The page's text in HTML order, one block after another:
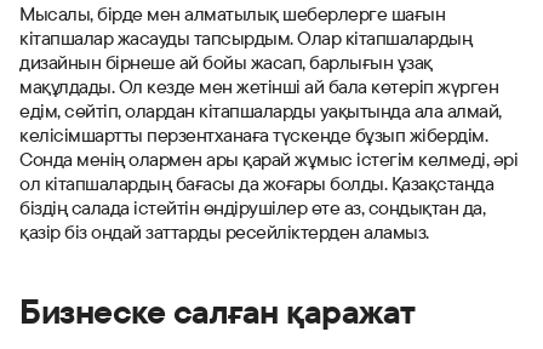
Мысалы, бірде мен алматылық шеберлерге шағын
кітапшалар жасауды тапсырдым. Олар кітапшалардың
дизайнын бірнеше ай бойы жасап, барлығын ұзақ
мақұлдады. Ол кезде мен жетінші ай бала көтеріп жүрген
едім, сөйтіп, олардан кітапшаларды уақытында ала алмай,
келісімшартты перзентханаға түскенде бұзып жібердім.
Сонда менің олармен ары қарай жұмыс істегім келмеді, әрі
ол кітапшалардың бағасы да жоғары болды. Қазақстанда
біздің салада істейтін өндірушілер өте аз, сондықтан да,
қазір біз ондай заттарды ресейліктерден аламыз.
Бизнеске салған қаражат